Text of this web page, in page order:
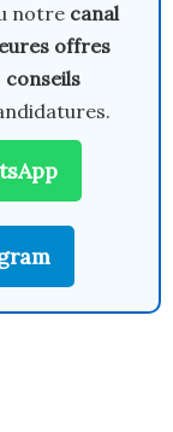
notre canal
offres
conseils